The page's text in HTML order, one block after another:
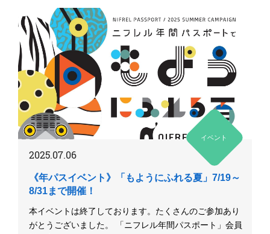
イベント
2025.07.06
《年パスイベント》「もようにふれる夏」7/19～
8/31まで開催！
本イベントは終了しております。たくさんのご参加あり
がとうございました。 「ニフレル年間パスポート」会員